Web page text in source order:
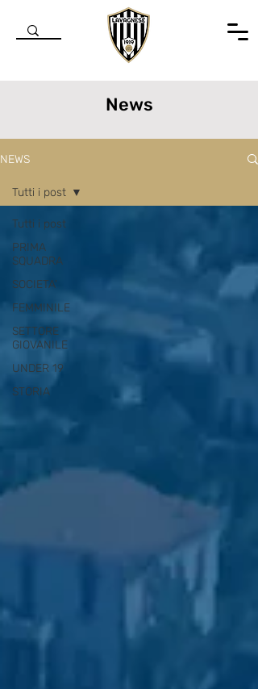
News
NEWS
Tutti i post
PRIMA
SQUADRA
SOCIETA'
FEMMINILE
SETTORE
GIOVANILE
UNDER 19
STORIA
Tutti i post